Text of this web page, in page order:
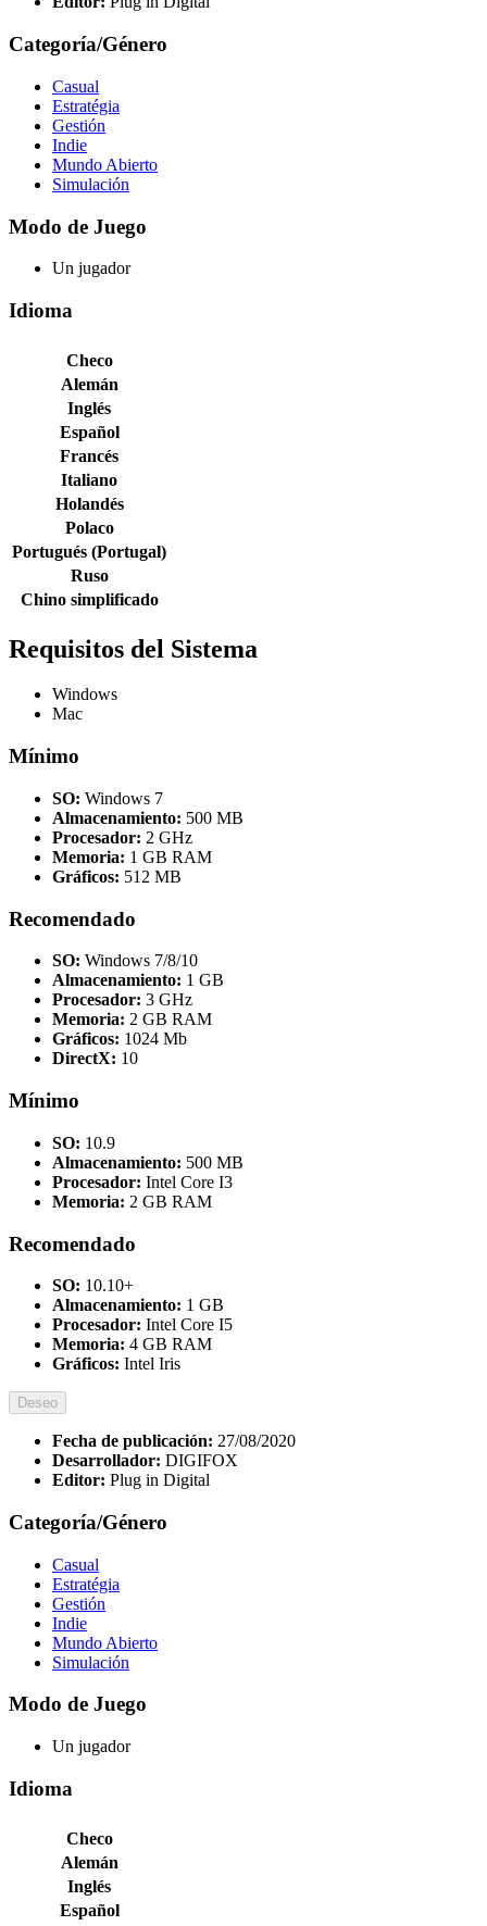
Categoría/Género
Casual
Estratégia
Gestión
Indie
Mundo Abierto
Simulación
Modo de Juego
Un jugador
Idioma
Checo
Alemán
Inglés
Español
Francés
Italiano
Holandés
Polaco
Portugués (Portugal)
Ruso
Chino simplificado
Requisitos del Sistema
Windows
Mac
Mínimo
SO: Windows 7
Almacenamiento: 500 MB
Procesador: 2 GHz
Memoria: 1 GB RAM
Gráficos: 512 MB
Recomendado
SO: Windows 7/8/10
Almacenamiento: 1 GB
Procesador: 3 GHz
Memoria: 2 GB RAM
Gráficos: 1024 Mb
DirectX: 10
Mínimo
SO: 10.9
Almacenamiento: 500 MB
Procesador: Intel Core I3
Memoria: 2 GB RAM
Recomendado
SO: 10.10+
Almacenamiento: 1 GB
Procesador: Intel Core I5
Memoria: 4 GB RAM
Gráficos: Intel Iris
Deseo
Fecha de publicación: 27/08/2020
Desarrollador: DIGIFOX
Editor: Plug in Digital
Categoría/Género
Casual
Estratégia
Gestión
Indie
Mundo Abierto
Simulación
Modo de Juego
Un jugador
Idioma
Checo
Alemán
Inglés
Español